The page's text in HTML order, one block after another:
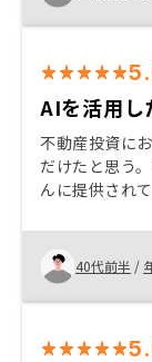
AIを活用し
不動産投資に
だけたと思う
んに提供され
した無駄の無
限省いている
40代前半 /